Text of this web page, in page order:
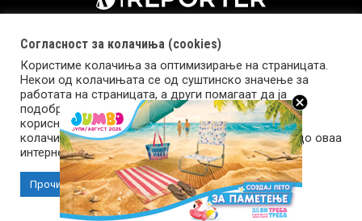
Copyright © 2026 Reporter.mk | Member of Clip Media Group
Импресум Маркетинг Контакт Услови за користење
Согласност за колачиња (cookies)
Користиме колачиња за оптимизирање на страницата.
Некои од колачињата се од суштинско значење за
работата на страницата, а други помагаат да ја
подобриме оваа интернет страница и вашето
корисничко искуство. Напомена: задолжителните
колачиња се неопходни за користење и пристап до оваа
интернет страница.
Прочитај повеќе Прифати колачиња